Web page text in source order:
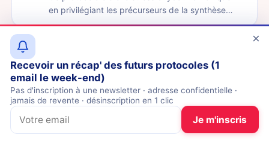
en privilégiant les précurseurs de la synthèse
antioxydante e…
⚡
compléments pour soutenir cycles et
métabolisme du glucose
Un protocole pratique et fondé sur les preuves
pour accompagner le SOPK : inositols (myo-
inositol + D-chiro-i…
×
Recevoir un récap' des futurs protocoles (1
email le week-end)
Pas d'inscription à une newsletter · adresse confidentielle ·
jamais de revente · désinscription en 1 clic
Je m'inscris